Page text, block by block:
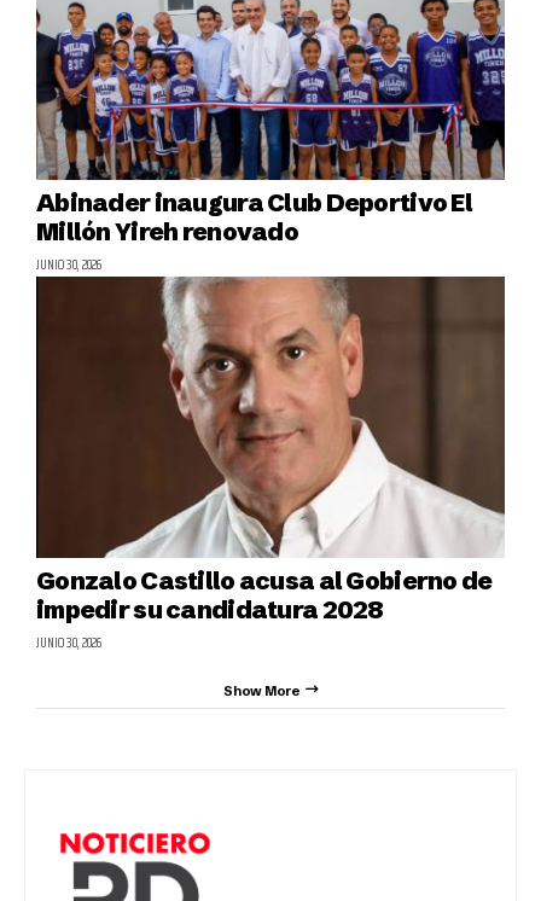
Abinader inaugura Club Deportivo El
Millón Yireh renovado
JUNIO 30, 2026
Gonzalo Castillo acusa al Gobierno de
impedir su candidatura 2028
JUNIO 30, 2026
Show More